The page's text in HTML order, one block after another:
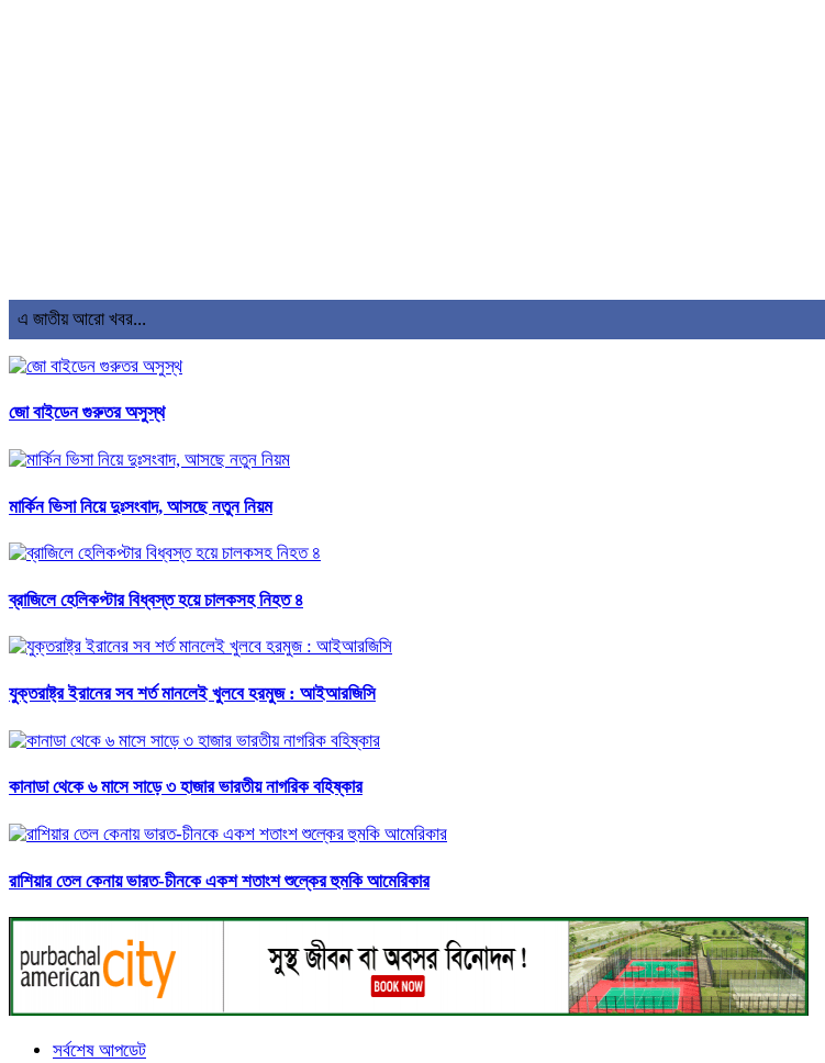
এ জাতীয় আরো খবর...
জো বাইডেন গুরুতর অসুস্থ
মার্কিন ভিসা নিয়ে দুঃসংবাদ, আসছে নতুন নিয়ম
ব্রাজিলে হেলিকপ্টার বিধ্বস্ত হয়ে চালকসহ নিহত ৪
যুক্তরাষ্ট্র ইরানের সব শর্ত মানলেই খুলবে হরমুজ : আইআরজিসি
কানাডা থেকে ৬ মাসে সাড়ে ৩ হাজার ভারতীয় নাগরিক বহিষ্কার
রাশিয়ার তেল কেনায় ভারত-চীনকে একশ শতাংশ শুল্কের হুমকি আমেরিকার
সর্বশেষ আপডেট